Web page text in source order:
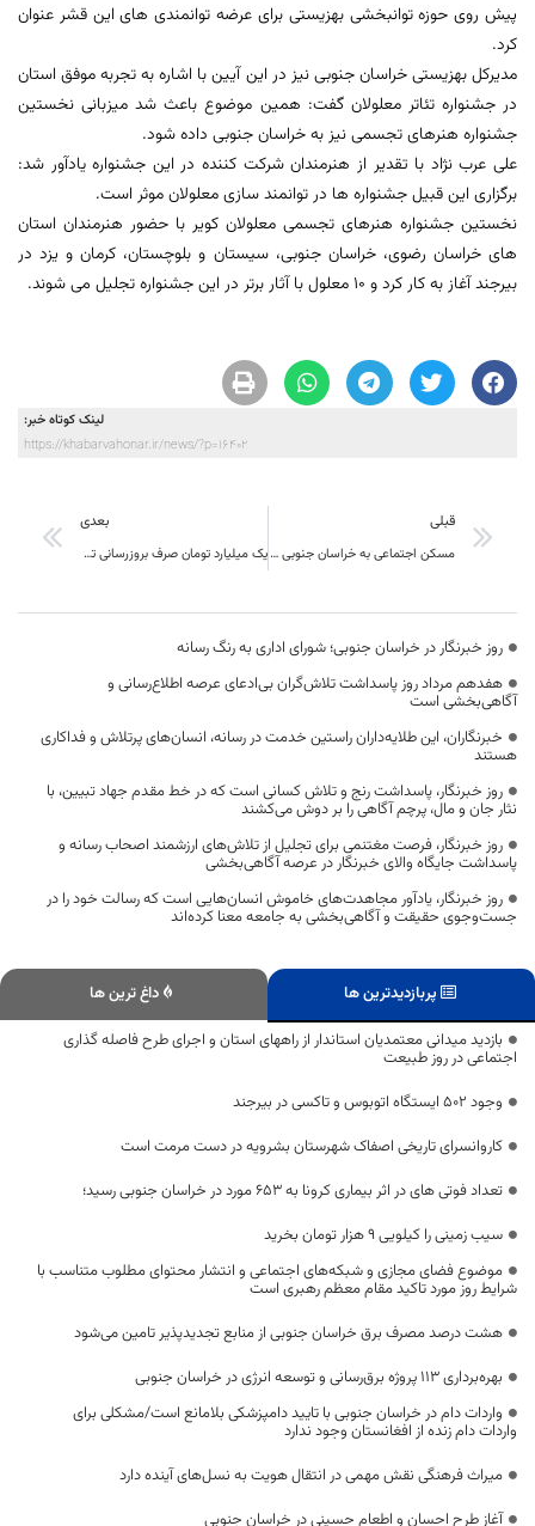
پیش روی حوزه توانبخشی بهزیستی برای عرضه توانمندی های این قشر عنوان
کرد.
مدیرکل بهزیستی خراسان جنوبی نیز در این آیین با اشاره به تجربه موفق استان
در جشنواره تئاتر معلولان گفت: همین موضوع باعث شد میزبانی نخستین
جشنواره هنرهای تجسمی نیز به خراسان جنوبی داده شود.
علی عرب نژاد با تقدیر از هنرمندان شرکت کننده در این جشنواره یادآور شد:
برگزاری این قبیل جشنواره ها در توانمند سازی معلولان موثر است.
نخستین جشنواره هنرهای تجسمی معلولان کویر با حضور هنرمندان استان
های خراسان رضوی، خراسان جنوبی، سیستان و بلوچستان، کرمان و یزد در
بیرجند آغاز به کار کرد و 10 معلول با آثار برتر در این جشنواره تجلیل می شوند.
لینک کوتاه خبر:
https://khabarvahonar.ir/news/?p=16402
قبلی
مسکن اجتماعی به خراسان جنوبی رسید ساخت 1250 مسکن اجتماعی در استان
بعدی
یک میلیارد تومان صرف بروزرسانی تجهیزات فنی و حرفه‌ای خراسان جنوبی شد
روز خبرنگار در خراسان جنوبی؛ شورای اداری به رنگ رسانه
هفدهم مرداد روز پاسداشت تلاش‌گران بی‌ادعای عرصه اطلاع‌رسانی و
آگاهی‌بخشی است
خبرنگاران، این طلایه‌داران راستین خدمت در رسانه، انسان‌های پرتلاش و فداکاری
هستند
روز خبرنگار، پاسداشت رنج و تلاش کسانی است که در خط مقدم جهاد تبیین، با
نثار جان و مال، پرچم آگاهی را بر دوش می‌کشند
روز خبرنگار، فرصت مغتنمی برای تجلیل از تلاش‌های ارزشمند اصحاب رسانه و
پاسداشت جایگاه والای خبرنگار در عرصه آگاهی‌بخشی
روز خبرنگار، یادآور مجاهدت‌های خاموش انسان‌هایی است که رسالت خود را در
جست‌وجوی حقیقت و آگاهی‌بخشی به جامعه معنا کرده‌اند
پربازدیدترین ها
داغ ترین ها
بازدید میدانی معتمدیان استاندار از راههای استان و اجرای طرح فاصله گذاری
اجتماعی در روز طبیعت
وجود ۵۰۲ ایستگاه اتوبوس و تاکسی در بیرجند
کاروانسرای تاریخی اصفاک شهرستان بشرویه در دست مرمت است
تعداد فوتی های در اثر بیماری کرونا به 653 مورد در خراسان جنوبی رسید؛
سیب زمینی را کیلویی ۹ هزار تومان بخرید
موضوع فضای مجازی و شبکه‌های اجتماعی و انتشار محتوای مطلوب متناسب با
شرایط روز مورد تاکید مقام معظم رهبری است
هشت درصد مصرف برق خراسان جنوبی از منابع تجدیدپذیر تامین می‌شود
بهره‌برداری ۱۱۳ پروژه برق‌رسانی و توسعه انرژی در خراسان جنوبی
واردات دام در خراسان جنوبی با تایید دامپزشکی بلامانع است/مشکلی برای
واردات دام زنده از افغانستان وجود ندارد
میراث فرهنگی نقش مهمی در انتقال هویت به نسل‌های آینده دارد
آغاز طرح احسان و اطعام حسینی در خراسان جنوبی